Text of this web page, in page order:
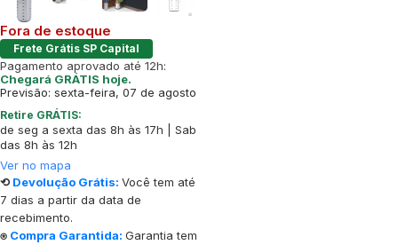
Fora de estoque
Frete Grátis SP Capital
Pagamento aprovado até 12h:
Chegará GRÁTIS hoje.
Previsão: sexta-feira, 07 de agosto
Retire GRÁTIS:
de seg a sexta das 8h às 17h | Sab
das 8h às 12h
Ver no mapa
⟲ Devolução Grátis: Você tem até
7 dias a partir da data de
recebimento.
⍟ Compra Garantida: Garantia tem